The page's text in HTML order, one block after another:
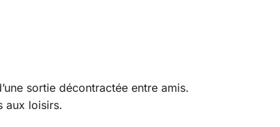
sortie décontractée entre amis.
aux loisirs.